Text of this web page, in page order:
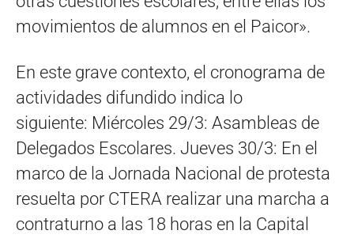
movimientos de alumnos en el Paicor».
En este grave contexto, el cronograma de
actividades difundido indica lo
siguiente: Miércoles 29/3: Asambleas de
Delegados Escolares. Jueves 30/3: En el
marco de la Jornada Nacional de protesta
resuelta por CTERA realizar una marcha a
contraturno a las 18 horas en la Capital